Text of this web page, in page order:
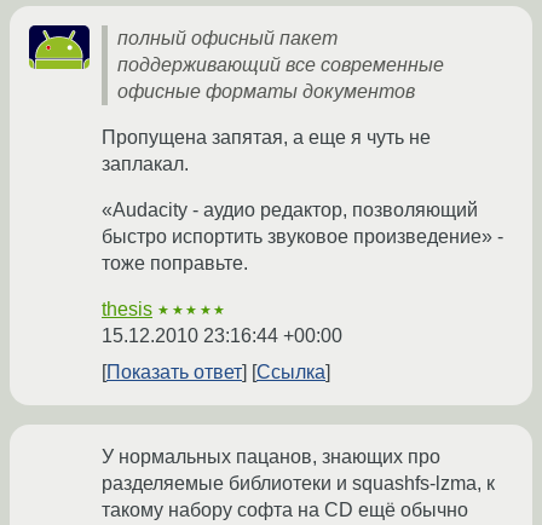
полный офисный пакет
поддерживающий все современные
офисные форматы документов
Пропущена запятая, а еще я чуть не
заплакал.
«Audacity - аудио редактор, позволяющий
быстро испортить звуковое произведение» -
тоже поправьте.
thesis ★★★★★
15.12.2010 23:16:44 +00:00
Показать ответ
Ссылка
У нормальных пацанов, знающих про
разделяемые библиотеки и squashfs-lzma, к
такому набору софта на CD ещё обычно